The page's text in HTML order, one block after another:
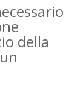
della